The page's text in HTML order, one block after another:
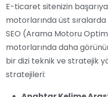
E-ticaret sitenizin
motorlarında üst
SEO (Arama Motoru
motorlarında daha
bir dizi teknik ve stratejik
stratejileri: